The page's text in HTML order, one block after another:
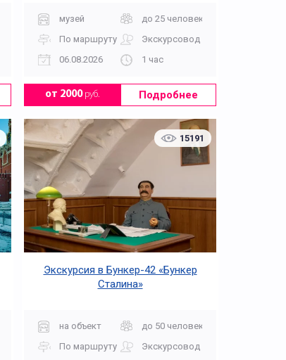
музей
до 25 человек
По маршруту
Экскурсовод
06.08.2026
1 час
от 2000руб. Подробнее
15191
Экскурсия в Бункер-42 «Бункер
Сталина»
на объект
до 50 человек
По маршруту
Экскурсовод